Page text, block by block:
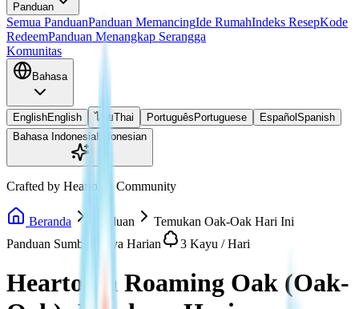
Panduan
Semua PanduanPanduan MemancingIde RumahIndeks ResepKode
RedeemPanduan Menangkap Serangga
Komunitas
Bahasa
EnglishEnglish ไทยThai Português Portuguese Español Spanish
Bahasa IndonesiaIndonesian
Crafted by Heartopia Community
Beranda Panduan
Temukan Oak-Oak Hari Ini
Panduan Sumber Daya Harian
3 Kayu / Hari
Heartopia Roaming Oak (Oak-